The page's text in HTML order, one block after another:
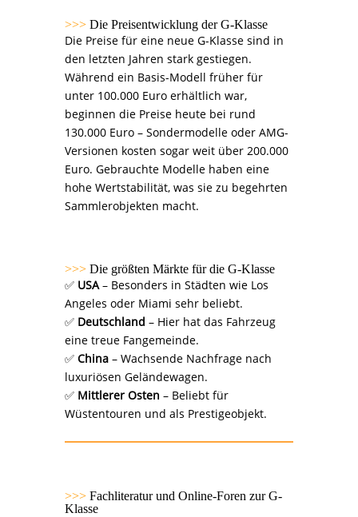
>>> Die Preisentwicklung der G-Klasse
Die Preise für eine neue G-Klasse sind in
den letzten Jahren stark gestiegen.
Während ein Basis-Modell früher für
unter 100.000 Euro erhältlich war,
beginnen die Preise heute bei rund
130.000 Euro – Sondermodelle oder AMG-
Versionen kosten sogar weit über 200.000
Euro. Gebrauchte Modelle haben eine
hohe Wertstabilität, was sie zu begehrten
Sammlerobjekten macht.
>>> Die größten Märkte für die G-Klasse
✅ USA– Besonders in Städten wie Los
Angeles oder Miami sehr beliebt.
✅ Deutschland – Hier hat das Fahrzeug
eine treue Fangemeinde.
✅ China– Wachsende Nachfrage nach
luxuriösen Geländewagen.
✅ Mittlerer Osten – Beliebt für
Wüstentouren und als Prestigeobjekt.
>>> Fachliteratur und Online-Foren zur G-
Klasse